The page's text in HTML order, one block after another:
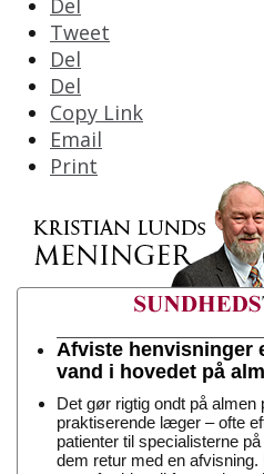
Del
Tweet
Del
Del
Copy Link
Email
Print
Afviste henvisninger
vand i hovedet på
Det gør rigtig ondt på almen
praktiserende læger – ofte
patienter til specialisterne
dem retur med en